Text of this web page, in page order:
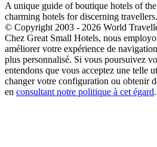
A unique guide of boutique hotels of
charming hotels for discerning travellers.
© Copyright 2003 - 2026 World
Chez Great Small Hotels, nous
améliorer votre expérience de
plus personnalisé. Si vous poursuivez
entendons que vous acceptez une telle
changer votre configuration ou obtenir
en consultant notre politique à cet égard.